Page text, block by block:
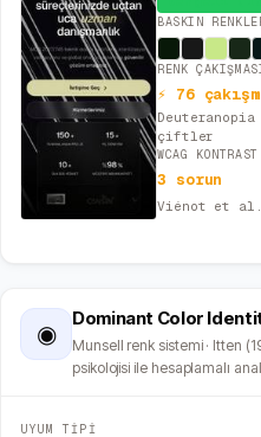
BASKIN
RENK
⚡ 76
çiftler
WCAG KONTRAST
3 sorun
Viénot et
◉
Dominant Color
Munsell renk sistemi · Itten
psikolojisi ile hesaplamalı
UYUM TİPİ